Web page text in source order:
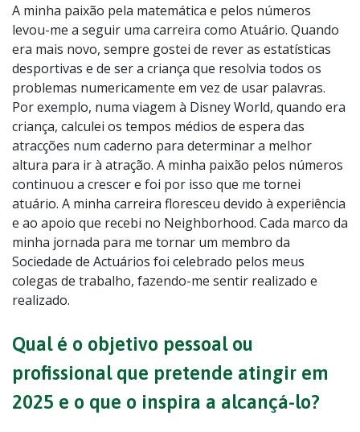
A minha paixão pela matemática e pelos números
levou-me a seguir uma carreira como Atuário. Quando
era mais novo, sempre gostei de rever as estatísticas
desportivas e de ser a criança que resolvia todos os
problemas numericamente em vez de usar palavras.
Por exemplo, numa viagem à Disney World, quando era
criança, calculei os tempos médios de espera das
atracções num caderno para determinar a melhor
altura para ir à atração. A minha paixão pelos números
continuou a crescer e foi por isso que me tornei
atuário. A minha carreira floresceu devido à experiência
e ao apoio que recebi no Neighborhood. Cada marco da
minha jornada para me tornar um membro da
Sociedade de Actuários foi celebrado pelos meus
colegas de trabalho, fazendo-me sentir realizado e
realizado.
Qual é o objetivo pessoal ou
profissional que pretende atingir em
2025 e o que o inspira a alcançá-lo?